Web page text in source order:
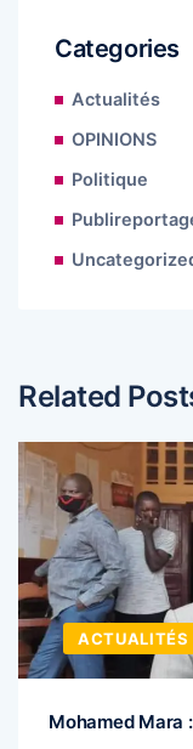
Categories
Actualités
OPINIONS
Politique
Related
ACTUALITÉS
Mohamed Mara